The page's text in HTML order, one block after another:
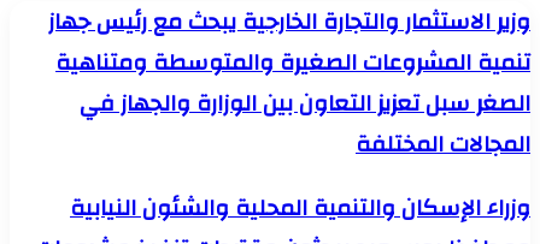
وزير
الاستثمار
والتجارة
الخارجية
يبحث
رئيس
تنمية
المشروعات
وزير الاستثمار والتجارة الخارجية يبحث مع رئيس جهاز
تنمية المشروعات الصغيرة والمتوسطة ومتناهية
الصغر سبل تعزيز التعاون بين الوزارة والجهاز في
المجالات المختلفة
وزراء
الإسكان
وزراء الإسكان والتنمية المحلية والشئون النيابية